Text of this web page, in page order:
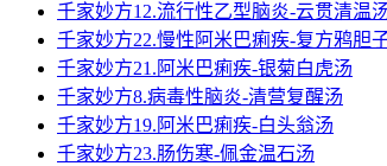
千家妙方12.流行性乙型脑炎-云贯清温
千家妙方22.慢性阿米巴痢疾-复方鸦胆
千家妙方21.阿米巴痢疾-银菊白虎汤
千家妙方8.病毒性脑炎-清营复醒汤
千家妙方19.阿米巴痢疾-白头翁汤
千家妙方23.肠伤寒-佩金温石汤